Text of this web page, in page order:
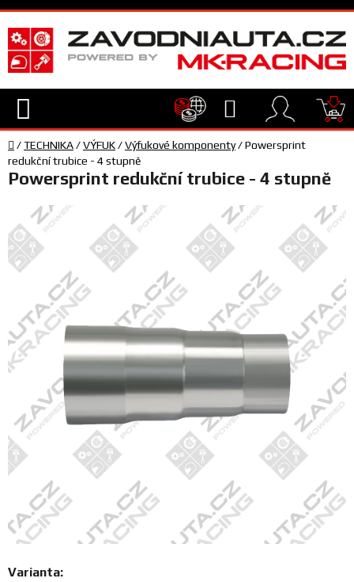
Přejít
na
obsah
Hledat
TECHNIKA
JEZDEC
TÝM
SERVIS
FANOUŠCI
Profil
firmy
Obchodní
podmínky
Doprava
Domů
/TECHNIKA/VÝFUK/Výfukové komponenty/Powersprint
redukční trubice - 4 stupně
Varianta:
Powersprint redukční trubice - 4 stupně